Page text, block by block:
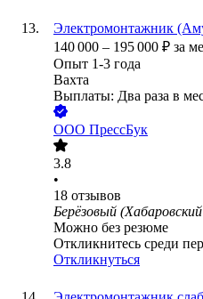
Электромонтажник
140 000 – 195 000 ₽ за
Опыт 1-3 года
Вахта
Выплаты: Два раза в
ООО ПрессБук
3.8
•
18 отзывов
Берёзовый
Можно без резюме
Откликнитесь среди
Откликнуться